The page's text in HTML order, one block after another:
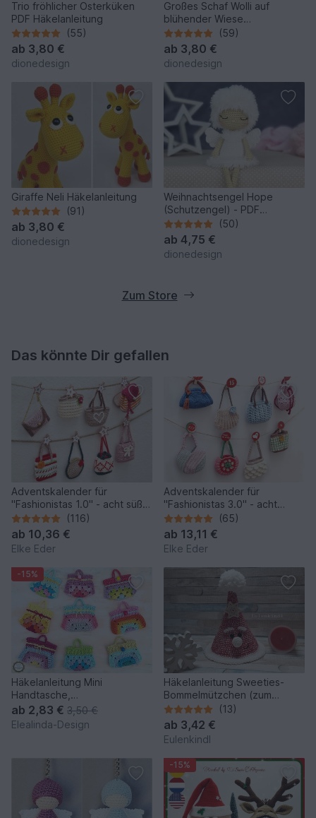
Trio fröhlicher Osterküken
PDF Häkelanleitung
(55)
ab 3,80 €
dionedesign
Großes Schaf Wolli auf
blühender Wiese
Häkelanleitung
(59)
ab 3,80 €
dionedesign
Giraffe Neli Häkelanleitung
(91)
ab 3,80 €
dionedesign
Weihnachtsengel Hope
(Schutzengel) - PDF
Häkelanleitung
(50)
ab 4,75 €
dionedesign
Zum Store
Das könnte Dir gefallen
Adventskalender für
"Fashionistas 1.0" - acht süße
Modelle
(116)
ab 10,36 €
Elke Eder
Adventskalender für
"Fashionistas 3.0" - acht
traumhafte Modelle
(65)
ab 13,11 €
Elke Eder
-15%
Häkelanleitung Mini
Handtasche,
Schlüsselanhänger Bag
Charm Adventskalender
ab 2,83 € 3,50 €
Elealinda-Design
Häkelanleitung Sweeties-
Bommelmützchen (zum
Befüllen)
(13)
ab 3,42 €
Eulenkindl
-15%